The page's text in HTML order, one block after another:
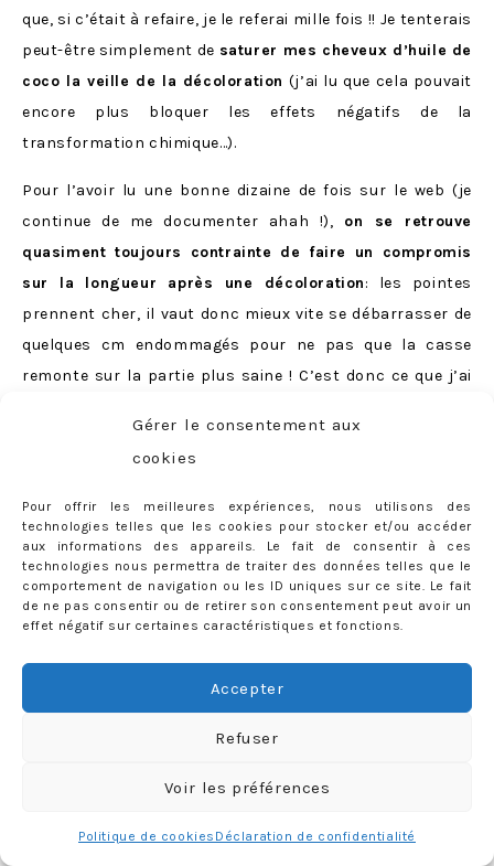
Gérer le consentement aux
cookies
Pour offrir les meilleures expériences, nous utilisons des
technologies telles que les cookies pour stocker et/ou accéder
aux informations des appareils. Le fait de consentir à ces
technologies nous permettra de traiter des données telles que le
comportement de navigation ou les ID uniques sur ce site. Le fait
de ne pas consentir ou de retirer son consentement peut avoir un
effet négatif sur certaines caractéristiques et fonctions.
Accepter
Refuser
Voir les préférences
Politique de cookies Déclaration de confidentialité
que, si c’était à refaire, je le referai mille fois !! Je tenterais
peut-être simplement de saturer mes cheveux d’huile de
coco la veille de la décoloration (j’ai lu que cela pouvait
encore plus bloquer les effets négatifs de la
transformation chimique…).
Pour l’avoir lu une bonne dizaine de fois sur le web (je
continue de me documenter ahah !), on se retrouve
quasiment toujours contrainte de faire un compromis
sur la longueur après une décoloration: les pointes
prennent cher, il vaut donc mieux vite se débarrasser de
quelques cm endommagés pour ne pas que la casse
remonte sur la partie plus saine ! C’est donc ce que j’ai
Enfin, je retournerai très probablement chez Cazance:
brillantes, très très à l’écoute et d’une gentillesse rare.
C’est quoi la suite ?
pour mon mariage (je vous jure que c’est vrai, personne
ne me croit quand je le dis…). Je n’ai pas envie d’avoir fait
tous ces efforts « pour rien » et de repasser au brun
de ma base ultra claire pour tenter des délires gris ou
pastel comme on voit partout, ce n’est pas quelque